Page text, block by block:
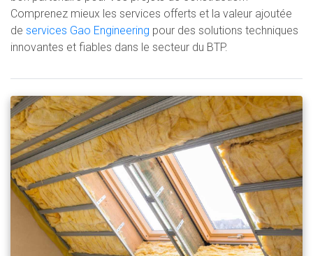
Comprenez mieux les services offerts et la valeur ajoutée
de services Gao Engineering pour des solutions techniques
innovantes et fiables dans le secteur du BTP.